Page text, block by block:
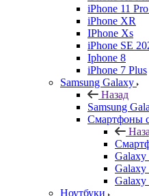
iPhone 11
iPhone XR
IPhone Xs
iPhone SE
Iphone 8
iPhone 7 Plus
Samsung Galaxy
Назад
Samsung
Смартфоны
Galaxy
Galaxy
Galaxy
Ноутбуки